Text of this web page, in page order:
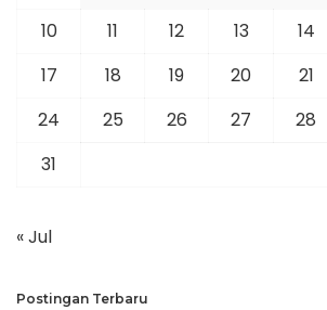
10
11 12 13 14
17
18 19 20 21
24
25 26 27 28
31
« Jul
Postingan Terbaru